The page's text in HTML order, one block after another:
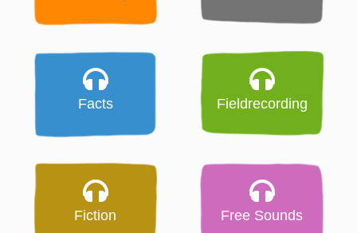
Facts Fieldrecording
Fiction Free Sounds